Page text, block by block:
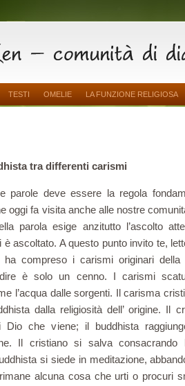
TESTI OMELIE LA FUNZIONE RELIGIOSA
tra differenti carismi
parole deve essere la regola
oggi fa visita anche alle nostre
parola esige anzitutto l’ascolto
ascoltato. A questo punto invito te,
ha com­preso i carismi originari
è solo un cenno. I carismi
l’acqua dalle sorgenti. Il cari­sma
dalla religiosità dell’ origine. Il
che viene; il buddhista
Il cristiano si salva
si siede in meditazione,
alcuna cosa che urti o pro­curi